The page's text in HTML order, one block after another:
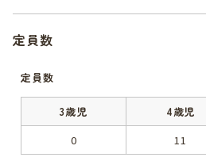
定員数
定員数
3歳児 4歳児
0
11